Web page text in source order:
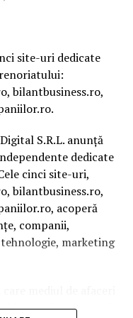
de muncă la
diesel! Se întâmplă
Europeană a
site-uri dedicate
bilantbusiness.ro,
S.R.L. anunță
dedicate
cinci site-uri,
bilantbusiness.ro,
acoperă
companii,
marketing
legislative și